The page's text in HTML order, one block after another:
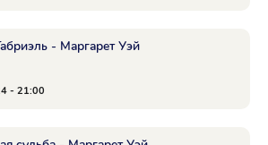
- Маргарет Уэй
- 21:00